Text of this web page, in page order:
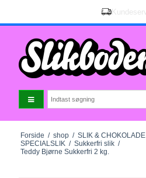
Forside / shop / SLIK & CHOKOLADE
SPECIALSLIK / Sukkerfri slik /
Teddy Bjørne Sukkerfri 2 kg.